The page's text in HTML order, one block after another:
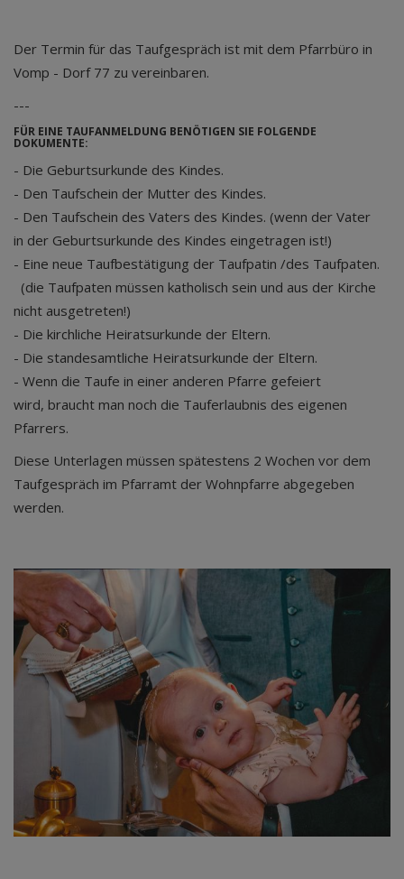
Der Termin für das Taufgespräch ist mit dem Pfarrbüro in
Vomp - Dorf 77 zu vereinbaren.
---
FÜR EINE TAUFANMELDUNG BENÖTIGEN SIE FOLGENDE
DOKUMENTE:
- Die Geburtsurkunde des Kindes.
- Den Taufschein der Mutter des Kindes.
- Den Taufschein des Vaters des Kindes. (wenn der Vater
in der Geburtsurkunde des Kindes eingetragen ist!)
- Eine neue Taufbestätigung der Taufpatin /des Taufpaten.
(die Taufpaten müssen katholisch sein und aus der Kirche
nicht ausgetreten!)
- Die kirchliche Heiratsurkunde der Eltern.
- Die standesamtliche Heiratsurkunde der Eltern.
- Wenn die Taufe in einer anderen Pfarre gefeiert
wird, braucht man noch die Tauferlaubnis des eigenen
Pfarrers.
Diese Unterlagen müssen spätestens 2 Wochen vor dem
Taufgespräch im Pfarramt der Wohnpfarre abgegeben
werden.